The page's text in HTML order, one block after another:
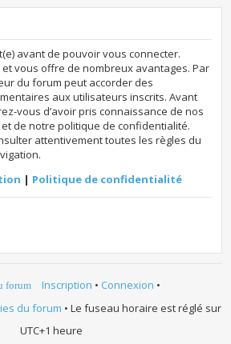
avant de pouvoir vous connecter.
et vous offre de nombreux avantages. Par
du forum peut accorder des
aux utilisateurs inscrits. Avant
vous d’avoir pris connaissance de nos
de notre politique de confidentialité.
attentivement toutes les règles du
| Politique de confidentialité
forum Inscription • Connexion •
du forum • Le fuseau horaire est réglé sur
UTC+1 heure